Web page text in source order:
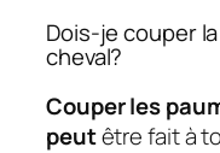
Dois-je couper
cheval?
Couper les
peutêtre fait à